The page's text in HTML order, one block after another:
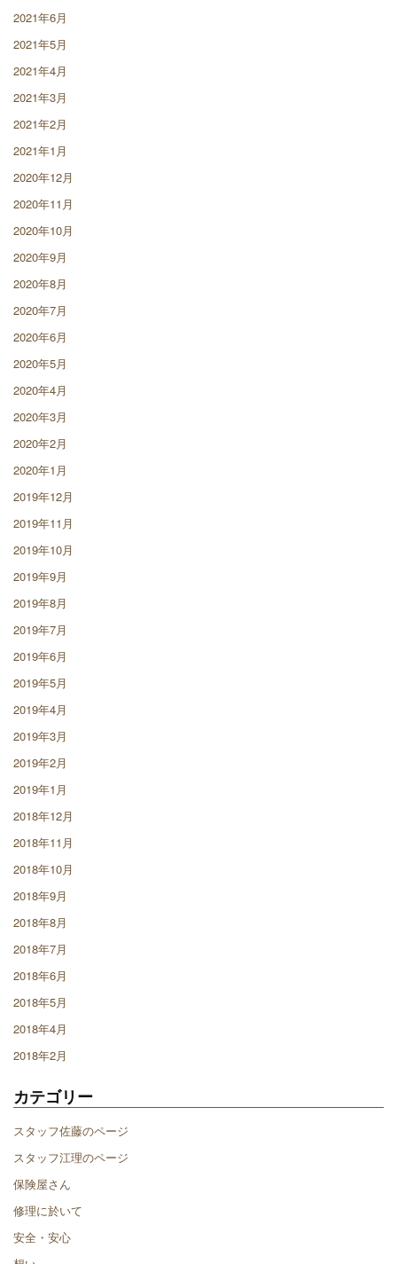
2021年6月
2021年5月
2021年4月
2021年3月
2021年2月
2021年1月
2020年12月
2020年11月
2020年10月
2020年9月
2020年8月
2020年7月
2020年6月
2020年5月
2020年4月
2020年3月
2020年2月
2020年1月
2019年12月
2019年11月
2019年10月
2019年9月
2019年8月
2019年7月
2019年6月
2019年5月
2019年4月
2019年3月
2019年2月
2019年1月
2018年12月
2018年11月
2018年10月
2018年9月
2018年8月
2018年7月
2018年6月
2018年5月
2018年4月
2018年2月
カテゴリー
スタッフ佐藤のページ
スタッフ江理のページ
保険屋さん
修理に於いて
安全・安心